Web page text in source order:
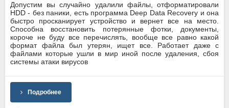
Допустим вы случайно удалили файлы, отформатировали
HDD - без паники, есть программа Deep Data Recovery и она
быстро просканирует устройство и вернет все на место.
Способна восстановить потерянные фотки, документы,
короче не буду все перечислять, вообще все равно какой
формат файла был утерян, ищет все. Работает даже с
файлами которые ушли в мир иной после удаления, сбоя
системы атаки вирусов
Подробнее